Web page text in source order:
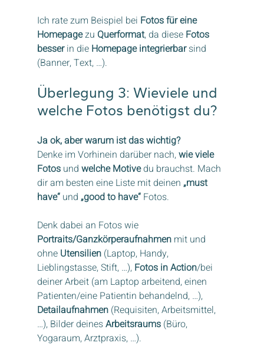
Ich rate zum Beispiel bei Fotos für eine
Homepage zu Querformat, da diese Fotos
besser in die Homepage integrierbar sind
(Banner, Text, …).
Überlegung 3: Wieviele und
welche Fotos benötigst du?
Ja ok, aber warum ist das wichtig?
Denke im Vorhinein darüber nach, wie viele
Fotos und welche Motive du brauchst. Mach
dir am besten eine Liste mit deinen „must
have“ und „good to have“ Fotos.
Denk dabei an Fotos wie
Portraits/Ganzkörperaufnahmen mit und
ohne Utensilien (Laptop, Handy,
Lieblingstasse, Stift, …), Fotos in Action/bei
deiner Arbeit (am Laptop arbeitend, einen
Patienten/eine Patientin behandelnd, …),
Detailaufnahmen (Requisiten, Arbeitsmittel,
…), Bilder deines Arbeitsraums (Büro,
Yogaraum, Arztpraxis, …).